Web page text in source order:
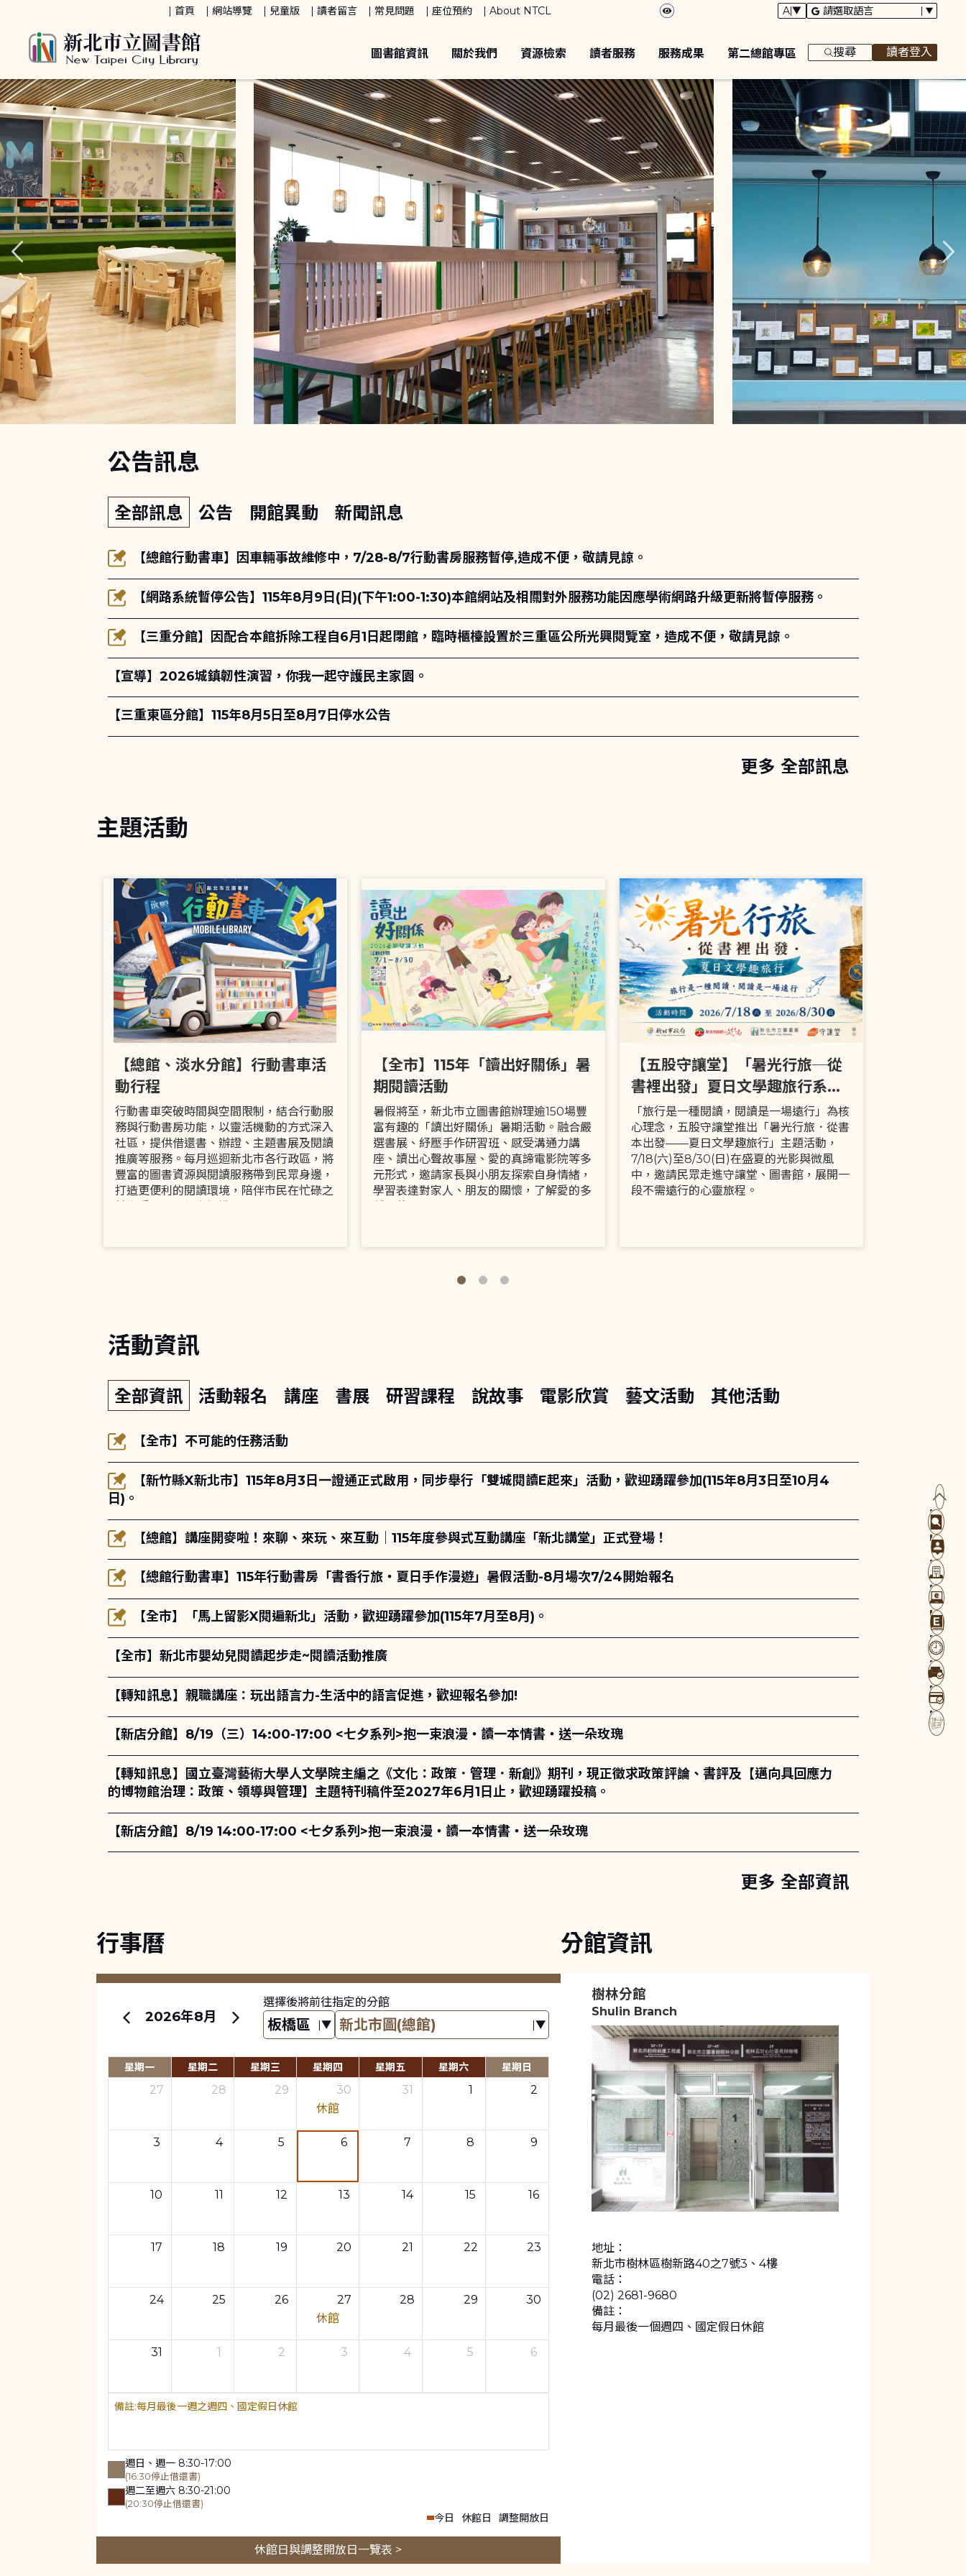
首頁 網站導覽 兒童版 讀者留言 常見問題 座位預約 About NTCL
圖書館資訊 關於我們 資源檢索 讀者服務 服務成果 第二總館專區 搜尋 讀者登入
公告訊息
全部訊息 公告 開館異動 新聞訊息
【總館行動書車】因車輛事故維修中，7/28-8/7行動書房服務暫停,造成不便，敬請見諒。
【網路系統暫停公告】115年8月9日(日)(下午1:00-1:30)本館網站及相關對外服務功能因應學術網路升級更新將暫停服務。
【三重分館】因配合本館拆除工程自6月1日起閉館，臨時櫃檯設置於三重區公所光興閱覽室，造成不便，敬請見諒。
【宣導】2026城鎮韌性演習，你我一起守護民主家園。
【三重東區分館】115年8月5日至8月7日停水公告
更多 全部訊息
主題活動
【總館、淡水分館】行動書車活
動行程
行動書車突破時間與空間限制，結合行動服
務與行動書房功能，以靈活機動的方式深入
社區，提供借還書、辦證、主題書展及閱讀
推廣等服務。每月巡迴新北市各行政區，將
豐富的圖書資源與閱讀服務帶到民眾身邊，
打造更便利的閱讀環境，陪伴市民在忙碌之
【全市】115年「讀出好關係」暑
期閱讀活動
暑假將至，新北市立圖書館辦理逾150場豐
富有趣的「讀出好關係」暑期活動。融合嚴
選書展、紓壓手作研習班、感受溝通力講
座、讀出心聲故事屋、愛的真諦電影院等多
元形式，邀請家長與小朋友探索自身情緒，
學習表達對家人、朋友的關懷，了解愛的多
【五股守讓堂】「暑光行旅─從
書裡出發」夏日文學趣旅行系列
活動
「旅行是一種閱讀，閱讀是一場遠行」為核
心理念，五股守讓堂推出「暑光行旅．從書
本出發——夏日文學趣旅行」主題活動，
7/18(六)至8/30(日)在盛夏的光影與微風
中，邀請民眾走進守讓堂、圖書館，展開一
段不需遠行的心靈旅程。
活動資訊
全部資訊 活動報名 講座 書展 研習課程 說故事 電影欣賞 藝文活動 其他活動
【全市】不可能的任務活動
【新竹縣X新北市】115年8月3日一證通正式啟用，同步舉行「雙城閱讀E起來」活動，歡迎踴躍參加(115年8月3日至10月4
日)。
【總館】講座開麥啦！來聊、來玩、來互動｜115年度參與式互動講座「新北講堂」正式登場！
【總館行動書車】115年行動書房「書香行旅・夏日手作漫遊」暑假活動-8月場次7/24開始報名
【全市】「馬上留影X閱遍新北」活動，歡迎踴躍參加(115年7月至8月)。
【全市】新北市嬰幼兒閱讀起步走~閱讀活動推廣
【轉知訊息】親職講座：玩出語言力-生活中的語言促進，歡迎報名參加!
【新店分館】8/19（三）14:00-17:00 <七夕系列>抱一束浪漫・讀一本情書・送一朵玫瑰
【轉知訊息】國立臺灣藝術大學人文學院主編之《文化：政策．管理．新創》期刊，現正徵求政策評論、書評及【邁向具回應力
的博物館治理：政策、領導與管理】主題特刊稿件至2027年6月1日止，歡迎踴躍投稿。
【新店分館】8/19 14:00-17:00 <七夕系列>抱一束浪漫・讀一本情書・送一朵玫瑰
更多 全部資訊
行事曆
2026年8月
選擇後將前往指定的分館
星期一 星期二 星期三 星期四 星期五 星期六 星期日
27 28 29
30
休館
31 1 2
3 4 5 6 7 8 9
10 11 12 13 14 15 16
17 18 19 20 21 22 23
24 25 26
27
休館
28 29 30
31 1 2 3 4 5 6
每月最後一週之週四、國定假日休館
週日、週一 8:30-17:00
(16:30停止借還書)
週二至週六 8:30-21:00
(20:30停止借還書)
今日 休館日 調整開放日
休館日與調整開放日一覽表 >
分館資訊
樹林分館
Shulin Branch
地址：
新北市樹林區樹新路40之7號3、4樓
電話：
(02) 2681-9680
備註：
每月最後一個週四、國定假日休館